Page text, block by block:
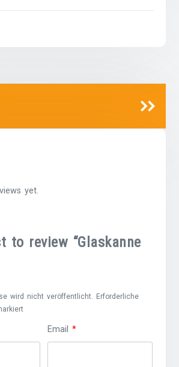
yet.
to review “Glaskanne
wird nicht veröffentlicht.
Erforderliche
Email*